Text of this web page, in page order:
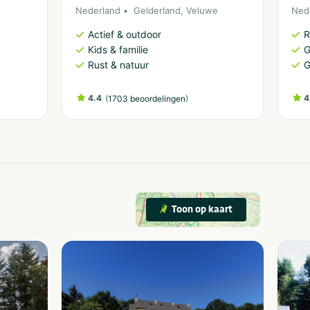
Nederland Gelderland, Veluwe
Actief & outdoor
Kids & familie
Rust & natuur
4.4 (1703 beoordelingen)
Toon op kaart